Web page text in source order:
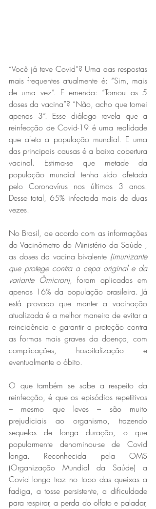
“Você já teve Covid”? Uma das respostas
mais frequentes atualmente é: “Sim, mais
de uma vez”. E emenda: “Tomou as 5
doses da vacina”? “Não, acho que tomei
apenas 3”. Esse diálogo revela que a
reinfecção de Covid-19 é uma realidade
que afeta a população mundial. E uma
das principais causas é a baixa cobertura
vacinal. Estima-se que metade da
população mundial tenha sido afetada
pelo Coronavírus nos últimos 3 anos.
Desse total, 65% infectada mais de duas
vezes.
No Brasil, de acordo com as informações
do Vacinômetro do Ministério da Saúde ,
as doses da vacina bivalente (imunizante
que protege contra a cepa original e da
variante Ômicron), foram aplicadas em
apenas 16% da população brasileira. Já
está provado que manter a vacinação
atualizada é a melhor maneira de evitar a
reincidência e garantir a proteção contra
as formas mais graves da doença, com
complicações, hospitalização e
eventualmente o óbito.
O que também se sabe a respeito da
reinfecção, é que os episódios repetitivos
– mesmo que leves – são muito
prejudiciais ao organismo, trazendo
sequelas de longa duração, o que
popularmente denominou-se de Covid
longa. Reconhecida pela OMS
(Organização Mundial da Saúde) a
Covid longa traz no topo das queixas a
fadiga, a tosse persistente, a dificuldade
para respirar, a perda do olfato e paladar,